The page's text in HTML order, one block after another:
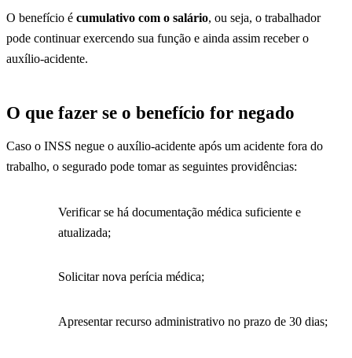
O benefício é cumulativo com o salário, ou seja, o trabalhador
pode continuar exercendo sua função e ainda assim receber o
auxílio-acidente.
O que fazer se o benefício for negado
Caso o INSS negue o auxílio-acidente após um acidente fora do
trabalho, o segurado pode tomar as seguintes providências:
Verificar se há documentação médica suficiente e
atualizada;
Solicitar nova perícia médica;
Apresentar recurso administrativo no prazo de 30 dias;